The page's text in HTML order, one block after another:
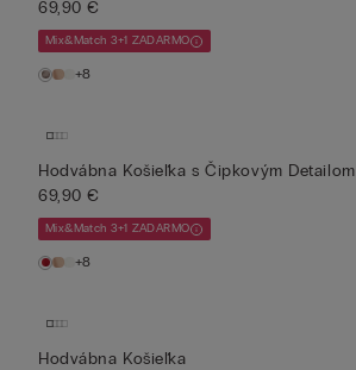
69,90 €
Mix&Match 3+1 ZADARMO
+8
Hodvábna Košieľka s Čipkovým Detailom
69,90 €
Mix&Match 3+1 ZADARMO
+8
Hodvábna Košieľka